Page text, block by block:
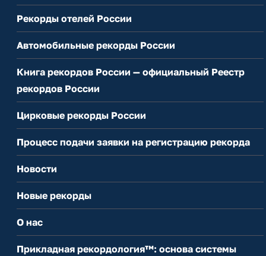
Рекорды отелей России
Автомобильные рекорды России
Книга рекордов России — официальный Реестр
рекордов России
Цирковые рекорды России
Процесс подачи заявки на регистрацию рекорда
Новости
Новые рекорды
О нас
Прикладная рекордология™: основа системы